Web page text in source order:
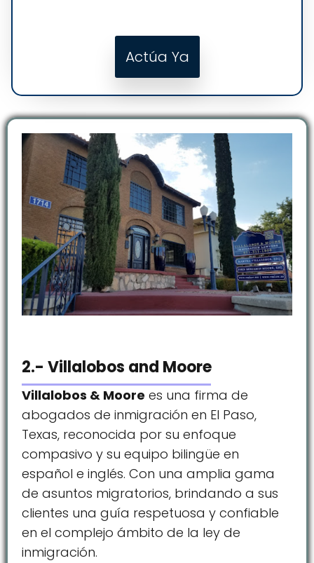
Actúa Ya
2.- Villalobos and Moore
Villalobos & Moore es una firma de
abogados de inmigración en El Paso,
Texas, reconocida por su enfoque
compasivo y su equipo bilingüe en
español e inglés. Con una amplia gama
de asuntos migratorios, brindando a sus
clientes una guía respetuosa y confiable
en el complejo ámbito de la ley de
inmigración.